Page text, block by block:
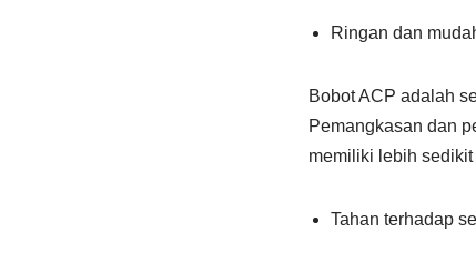
Ringan dan
Bobot ACP adalah
Pemangkasan dan
memiliki lebih
Tahan terhadap